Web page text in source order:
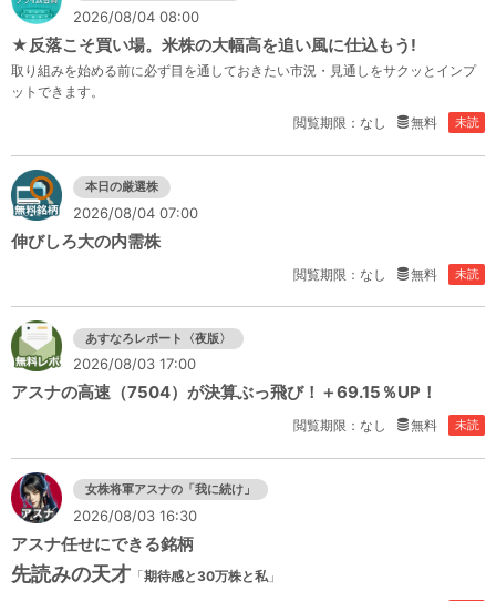
2026/08/04 08:00
★反落こそ買い場。米株の大幅高を追い風に仕込もう!
取り組みを始める前に必ず目を通しておきたい市況・見通しをサクッとインプ
ットできます。
未読
無料
閲覧期限：なし
本日の厳選株
2026/08/04 07:00
伸びしろ大の内需株
未読
無料
閲覧期限：なし
あすなろレポート〈夜版〉
2026/08/03 17:00
アスナの高速（7504）が決算ぶっ飛び！＋69.15％UP！
未読
無料
閲覧期限：なし
女株将軍アスナの「我に続け」
2026/08/03 16:30
アスナ任せにできる銘柄
先読みの天才 「期待感と30万株と私 」